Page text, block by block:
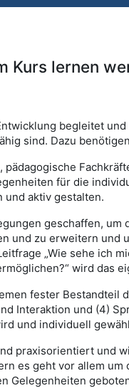
Kurs lernen
begleitet
sind. Dazu
für die
und aktiv gestalten.
geschaffen,
und zu erweitern und
„Wie sehe ich
wird das
fester Bestandteil
Interaktion und (4)
und individuell
praxisorientiert und
es geht vor allem
Gelegenheiten